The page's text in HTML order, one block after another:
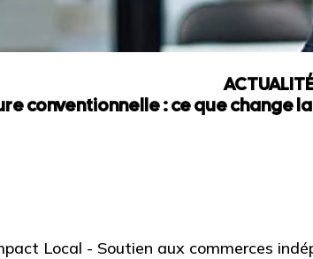
conventionnelle : ce que change
Local - Soutien aux commerces